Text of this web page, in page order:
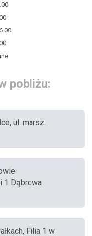
pobliżu:
ul. marsz.
1 Dąbrowa
Filia 1 w